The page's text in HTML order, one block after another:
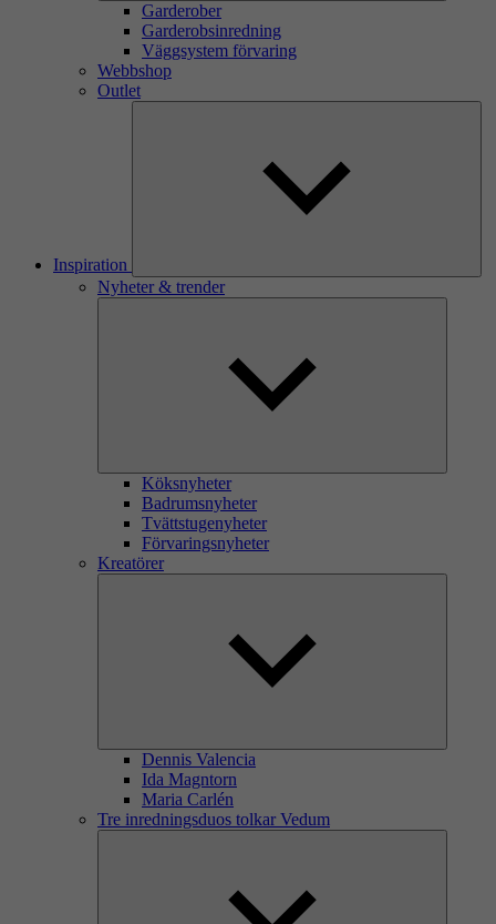
Garderober
Garderobsinredning
Väggsystem förvaring
Webbshop
Outlet
Inspiration
Nyheter & trender
Köksnyheter
Badrumsnyheter
Tvättstugenyheter
Förvaringsnyheter
Kreatörer
Dennis Valencia
Ida Magntorn
Maria Carlén
Tre inredningsduos tolkar Vedum